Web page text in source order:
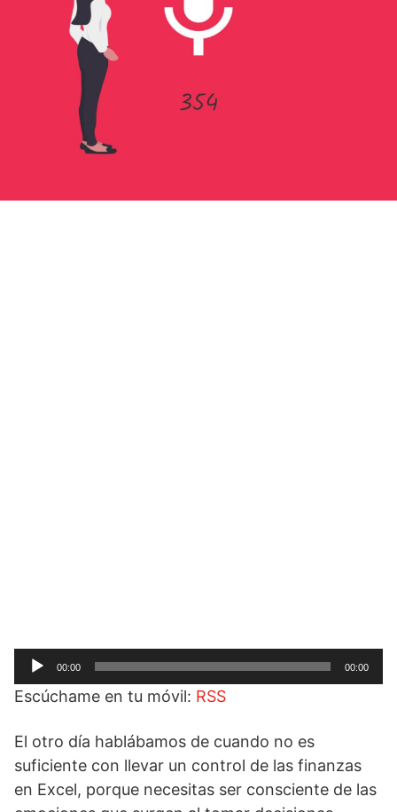
Reproductor
audio
00:00 00:00
Escúchame en tu móvil: RSS
El otro día hablábamos de cuando no es
suficiente con llevar un control de las finanzas
en Excel, porque necesitas ser consciente de las